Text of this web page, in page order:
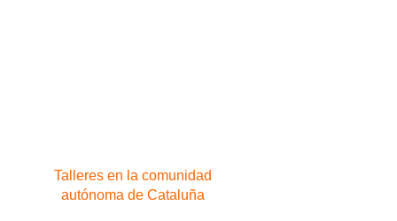
Talleres en la comunidad
autónoma de Cataluña